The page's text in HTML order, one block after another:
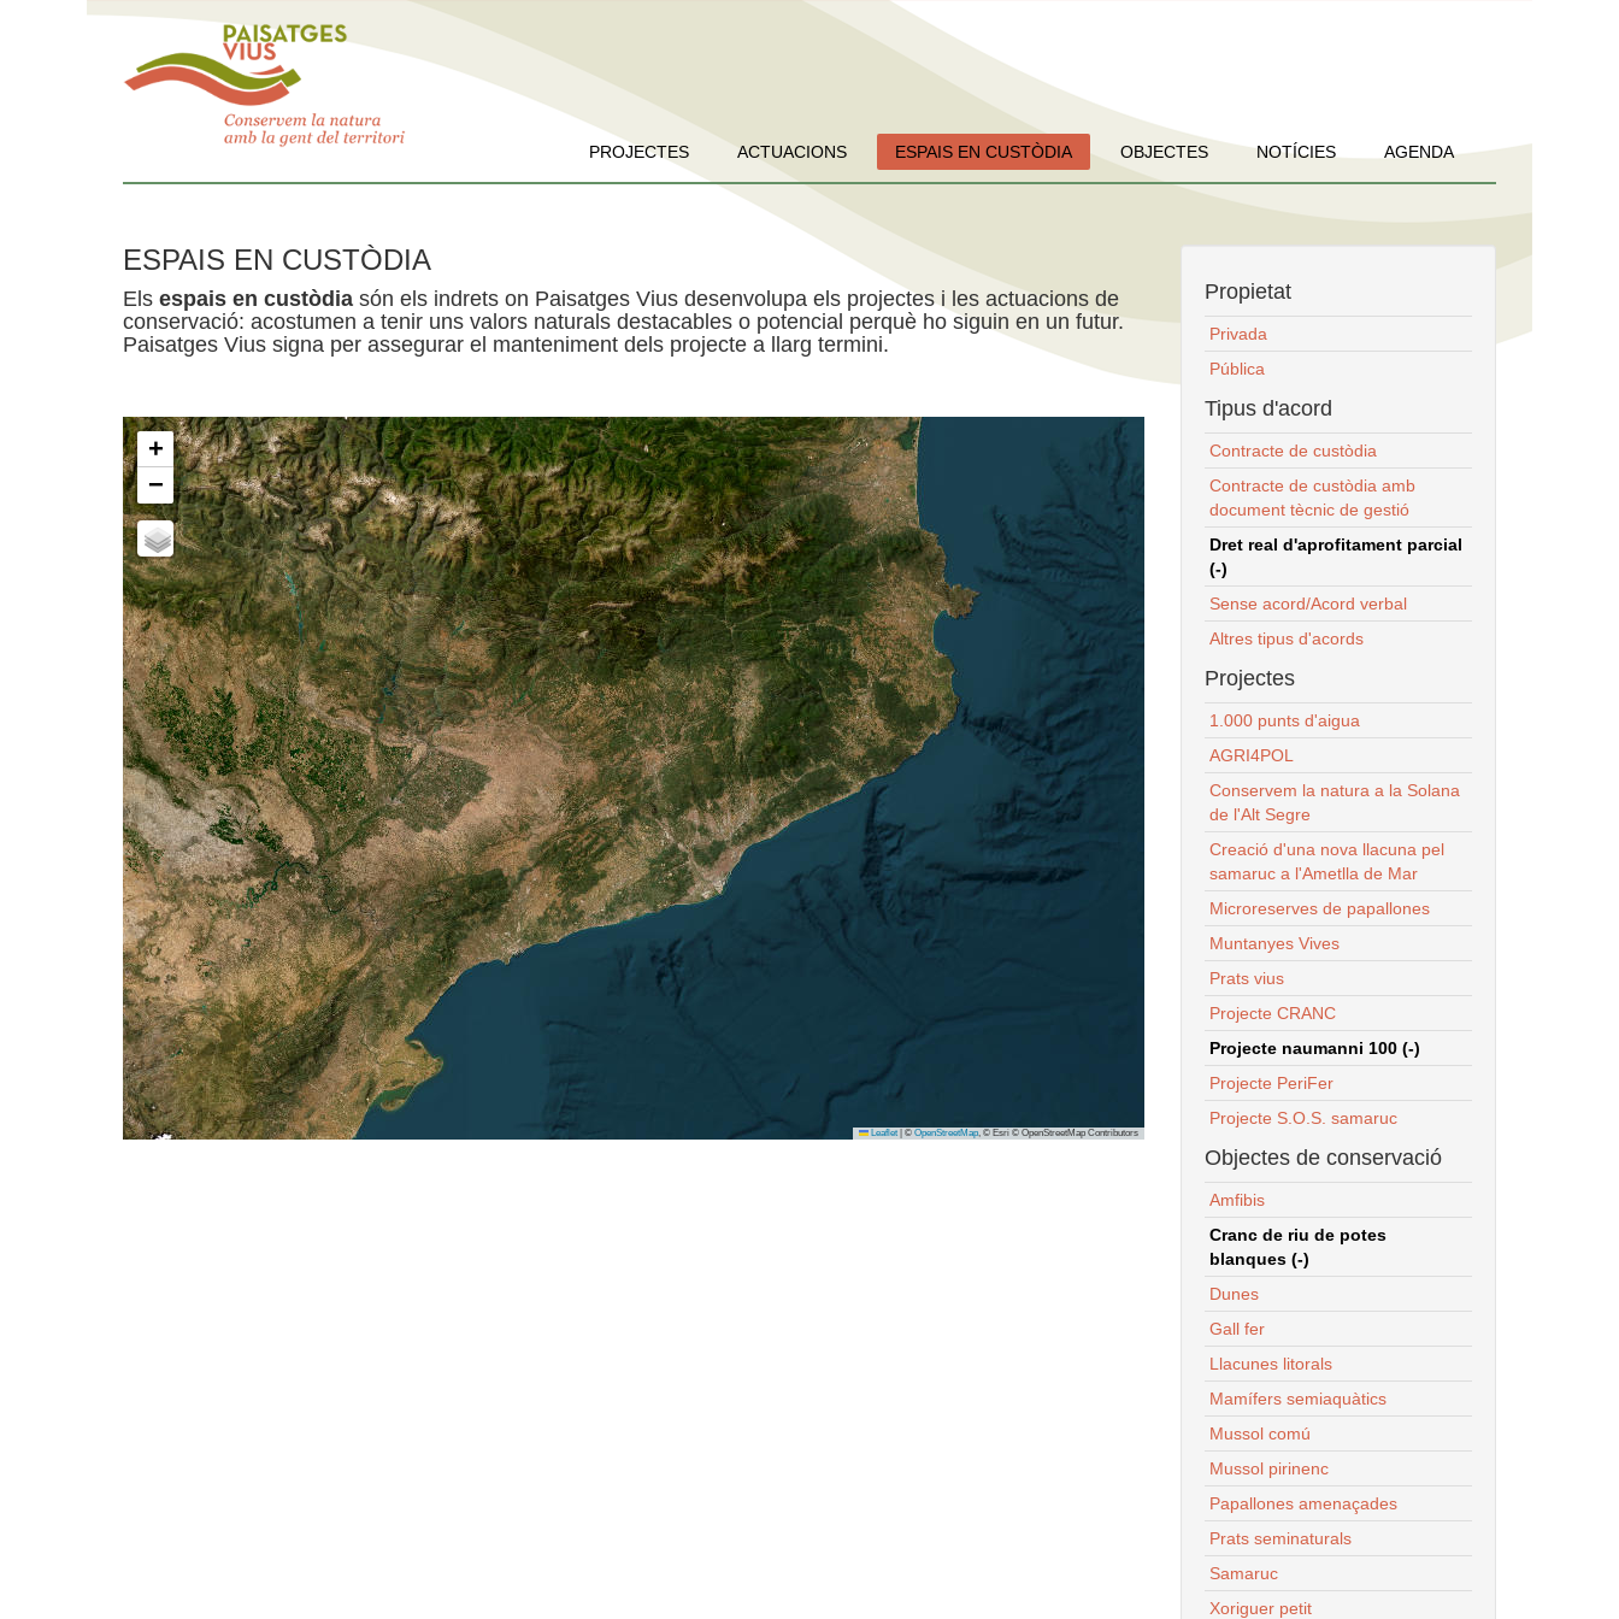
PROJECTES ACTUACIONS ESPAIS EN CUSTÒDIA OBJECTES NOTÍCIES AGENDA
ESPAIS EN CUSTÒDIA
Els espais en custòdia són els indrets on Paisatges Vius desenvolupa els projectes i les actuacions de
conservació: acostumen a tenir uns valors naturals destacables o potencial perquè ho siguin en un futur.
Paisatges Vius signa per assegurar el manteniment dels projecte a llarg termini.
+
−
Leaflet © OpenStreetMap, © Esri © OpenStreetMap Contributors
Propietat
Privada
Pública
Tipus d'acord
Contracte de custòdia
Contracte de custòdia amb
document tècnic de gestió
Dret real d'aprofitament parcial
(-)
Sense acord/Acord verbal
Altres tipus d'acords
Projectes
1.000 punts d'aigua
AGRI4POL
Conservem la natura a la Solana
de l'Alt Segre
Creació d'una nova llacuna pel
samaruc a l'Ametlla de Mar
Microreserves de papallones
Muntanyes Vives
Prats vius
Projecte CRANC
Projecte naumanni 100 (-)
Projecte PeriFer
Projecte S.O.S. samaruc
Objectes de conservació
Amfibis
Cranc de riu de potes
blanques (-)
Dunes
Gall fer
Llacunes litorals
Mamífers semiaquàtics
Mussol comú
Mussol pirinenc
Papallones amenaçades
Prats seminaturals
Samaruc
Xoriguer petit